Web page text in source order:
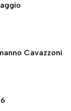
Cavazzoni